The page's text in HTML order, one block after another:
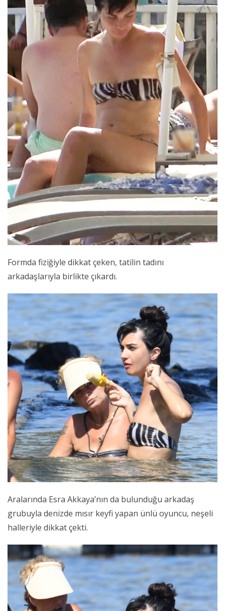
Formda fiziğiyle dikkat çeken, tatilin tadını
arkadaşlarıyla birlikte çıkardı.
Aralarında Esra Akkaya’nın da bulunduğu arkadaş
grubuyla denizde mısır keyfi yapan ünlü oyuncu, neşeli
halleriyle dikkat çekti.